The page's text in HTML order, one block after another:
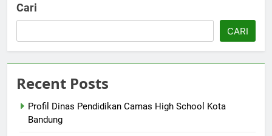
Cari
CARI
Recent Posts
Profil Dinas Pendidikan Camas High School Kota
Bandung